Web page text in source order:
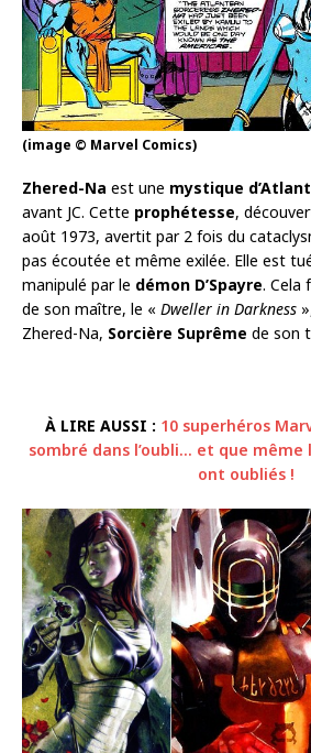
(image © Marvel Comics)
Zhered-Na est une mystique
avant JC. Cette prophétesse,
août 1973, avertit par 2 fois du
pas écoutée et même exilée. Elle est
manipulé par le démon D’Spayre. Cela
de son maître, le « Dweller in Darkness
Zhered-Na, Sorcière Suprême de son
À LIRE AUSSI : 10 superhéros
sombré dans l’oubli… et que même
ont oubliés !